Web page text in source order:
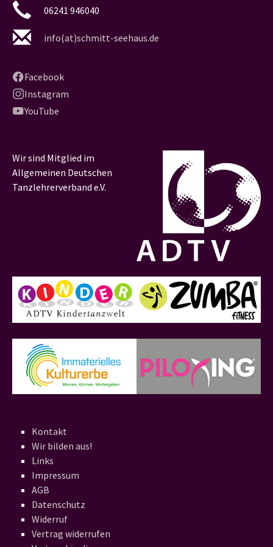
06241 946040
info(at)schmitt-seehaus.de
Facebook
Instagram
YouTube
Wir sind Mitglied im
Allgemeinen Deutschen
Tanzlehrerverband e.V.
Kontakt
Wir bilden aus!
Links
Impressum
AGB
Datenschutz
Widerruf
Vertrag widerrufen